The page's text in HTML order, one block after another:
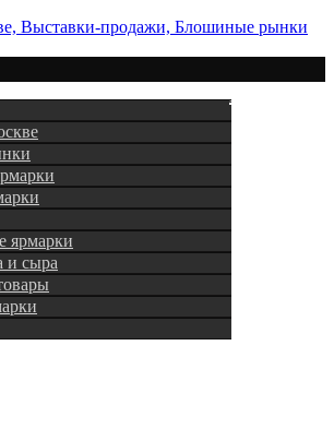
Выставки-продажи, Блошиные рынки
Подписка
ярмарки
и сыра